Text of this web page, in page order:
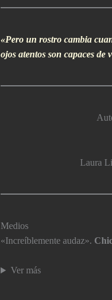
«Pero un rostro cambia
ojos atentos son capaces de
Laura
Medios
«Increí­blemente audaz».
Ver más